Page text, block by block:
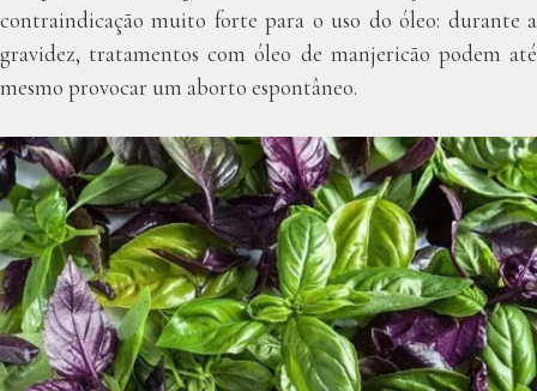
contraindicação muito forte para o uso do óleo: durante a
gravidez, tratamentos com óleo de manjericão podem até
mesmo provocar um aborto espontâneo.